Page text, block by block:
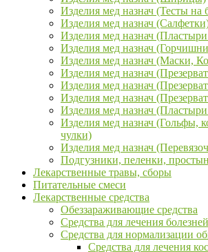
Изделия мед назнач (Тесты на
Изделия мед назнач
Изделия мед назнач
Изделия мед назнач
Изделия мед назнач (Маски,
Изделия мед назнач
Изделия мед назнач
Изделия мед назнач
Изделия мед назнач
Изделия мед назнач (Гольфы,
чулки)
Изделия мед назнач
Подгузники, пеленки,
Лекарственные травы, сборы
Питательные смеси
Лекарственные средства
Обеззараживающие средства
Средства для лечения
Средства для нормализации
Средства для лечения